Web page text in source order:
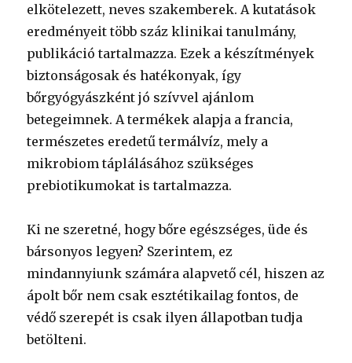
elkötelezett, neves szakemberek. A kutatások
eredményeit több száz klinikai tanulmány,
publikáció tartalmazza. Ezek a készítmények
biztonságosak és hatékonyak, így
bőrgyógyászként jó szívvel ajánlom
betegeimnek. A termékek alapja a francia,
természetes eredetű termálvíz, mely a
mikrobiom táplálásához szükséges
prebiotikumokat is tartalmazza.
Ki ne szeretné, hogy bőre egészséges, üde és
bársonyos legyen? Szerintem, ez
mindannyiunk számára alapvető cél, hiszen az
ápolt bőr nem csak esztétikailag fontos, de
védő szerepét is csak ilyen állapotban tudja
betölteni.